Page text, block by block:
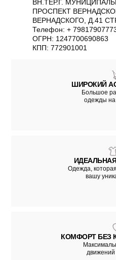
ВН.ТЕР.Г.
ПРОСПЕКТ
ВЕРНАДСКОГО, Д.41
Телефон: +
ОГРН: 1247700690863
КПП: 772901001
ШИРОКИЙ
Большое
одежды на
Одежда,
вашу
КОМФОРТ БЕЗ
движений